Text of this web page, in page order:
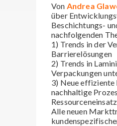
Von Andrea
über
Beschichtungs-
nachfolgenden
1) Trends in der
Barrierelösungen
2) Trends in
Verpackungen
3) Neue effiziente
nachhaltige
Alle neuen